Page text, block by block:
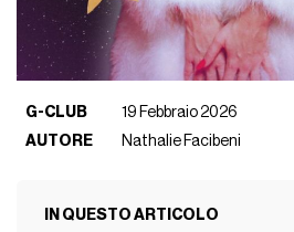
G-CLUB
19 Febbraio 2026
AUTORE
Nathalie Facibeni
IN QUESTO ARTICOLO